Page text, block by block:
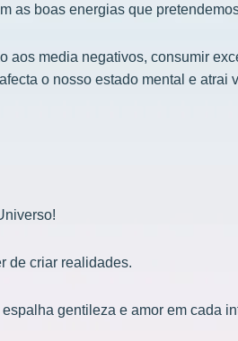
as boas energias que
aos media negativos, consumir
o nosso estado mental e atrai
de criar realidades.
gentileza e amor em cada